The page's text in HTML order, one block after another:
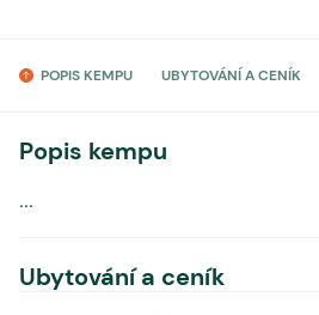
POPIS KEMPU UBYTOVÁNÍ A CENÍK
Popis kempu
...
Ubytování a ceník